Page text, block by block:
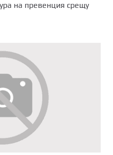
на превенция срещу